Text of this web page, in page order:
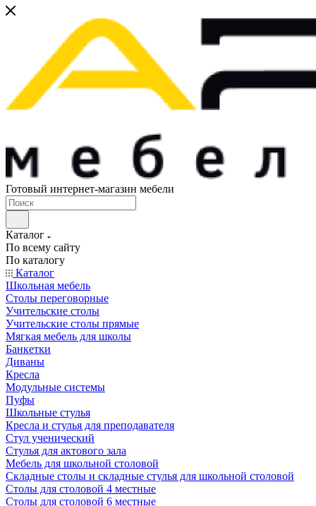
Готовый интернет-магазин мебели
Каталог
По всему сайту
По каталогу
Каталог
Школьная мебель
Столы переговорные
Учительские столы
Учительские столы прямые
Мягкая мебель для школы
Банкетки
Диваны
Кресла
Модульные системы
Пуфы
Школьные стулья
Кресла и стулья для преподавателя
Стул ученический
Стулья для актового зала
Мебель для школьной столовой
Складные столы и складные стулья для школьной столовой
Столы для столовой 4 местные
Столы для столовой 6 местные